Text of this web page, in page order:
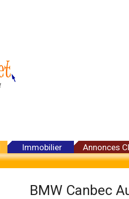
Immobilier Annonces
BMW Canbec